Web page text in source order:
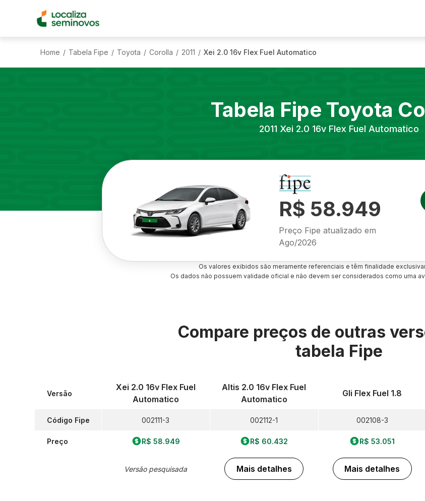
Home / Tabela Fipe / Toyota / Corolla / 2011 / Xei 2.0 16v Flex Fuel Automatico
Tabela Fipe Toyota
2011 Xei 2.0 16v Flex Fuel Automatico
R$ 58.949
Preço Fipe atualizado em
Ago/2026
Os valores exibidos são meramente referenciais e têm finalidade
Os dados não possuem validade oficial e não devem ser considerados como uma
Compare preços de outras
tabela Fipe
Versão
Código Fipe
Preço
Xei 2.0 16v Flex Fuel
Automatico
002111-3
R$ 58.949
Versão pesquisada
Altis 2.0 16v Flex Fuel
Automatico
002112-1
R$ 60.432
Mais detalhes
Gli Flex Fuel 1.8
002108-3
R$ 53.051
Mais detalhes